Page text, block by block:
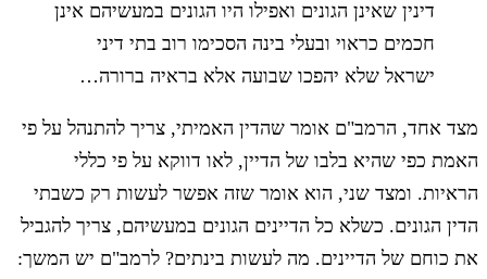
דינין שאינן הגונים ואפילו היו הגונים במעשיהם אינן
חכמים כראוי ובעלי בינה הסכימו רוב בתי דיני
ישראל שלא יהפכו שבועה אלא בראיה ברורה…
מצד אחד, הרמב"ם אומר שהדין האמיתי, צריך להתנהל על פי
האמת כפי שהיא בלבו של הדיין, לאו דווקא על פי כללי
הראיות. ומצד שני, הוא אומר שזה אפשר לעשות רק כשבתי
הדין הגונים. כשלא כל הדיינים הגונים במעשיהם, צריך להגביל
את כוחם של הדיינים. מה לעשות בינתים? לרמב"ם יש המשך: